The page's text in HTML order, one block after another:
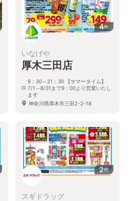
4枚
いなげや
厚木三田店
9：30～21：30 【サマータイム】
7/1～8/31まで9：00より営業いたし
ます
神奈川県厚木市三田2-2-18
2枚
スギドラッグ